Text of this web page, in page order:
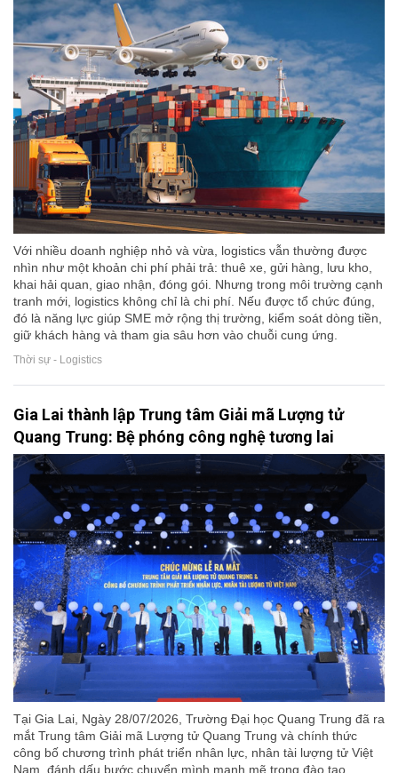
Với nhiều doanh nghiệp nhỏ và vừa, logistics vẫn thường được
nhìn như một khoản chi phí phải trả: thuê xe, gửi hàng, lưu kho,
khai hải quan, giao nhận, đóng gói. Nhưng trong môi trường cạnh
tranh mới, logistics không chỉ là chi phí. Nếu được tổ chức đúng,
đó là năng lực giúp SME mở rộng thị trường, kiểm soát dòng tiền,
giữ khách hàng và tham gia sâu hơn vào chuỗi cung ứng.
Thời sự - Logistics
Gia Lai thành lập Trung tâm Giải mã Lượng tử
Quang Trung: Bệ phóng công nghệ tương lai
Tại Gia Lai, Ngày 28/07/2026, Trường Đại học Quang Trung đã ra
mắt Trung tâm Giải mã Lượng tử Quang Trung và chính thức
công bố chương trình phát triển nhân lực, nhân tài lượng tử Việt
Nam, đánh dấu bước chuyển mình mạnh mẽ trong đào tạo,